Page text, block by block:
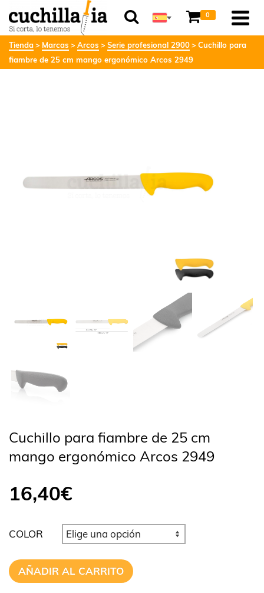
0
Tienda Marcas Arcos Serie profesional 2900
Cuchillo para
fiambre de 25 cm mango ergonómico Arcos 2949
Cuchillo para fiambre de 25 cm
mango ergonómico Arcos 2949
16,40€
COLOR
AÑADIR AL CARRITO